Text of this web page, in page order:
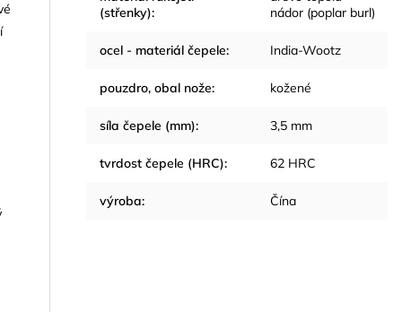
(střenky):
nádor (poplar burl)
ocel - materiál čepele: India-Wootz
pouzdro, obal nože: kožené
síla čepele (mm): 3,5 mm
tvrdost čepele (HRC): 62 HRC
výroba: Čína